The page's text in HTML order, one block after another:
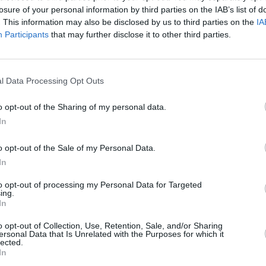
of your personal information by third parties on the IAB’s list of
This information may also be disclosed by us to third parties on the
Participants that may further disclose it to other third parties.
Data Processing Opt Outs
opt-out of the Sharing of my personal data.
opt-out of the Sale of my Personal Data.
opt-out of processing my Personal Data for Targeted
opt-out of Collection, Use, Retention, Sale, and/or Sharing
Data that Is Unrelated with the Purposes for which it
Paříži, filmu Tolkien nebo moderní adaptace
postavy, která vyzařuje zranitelnost a sílu
nebo Interstellar, ztělesňuje neochvějného
Valjeana před soud.
(The Durrells) jako Marius, Ellie
Erin Kellyman (Raised By Wolves) jako
& Abdul) a oceňovaná herečka Olivia Colman
královnu Alžbětu) si zahrají Monsieur a
natáčel. Malebná krajina Belgie, Francie a
vizuálně úchvatnou adaptaci. Od rušných
přenesou diváky přímo do srdce Francie v
staňte se svědky neobyčejného příběhu,
kinematografie šestidílného dobového
na televizní stanici Epic Drama tento čtvrtek